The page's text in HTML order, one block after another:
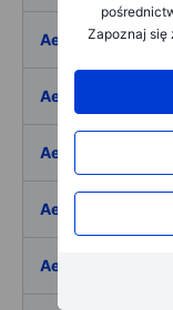
Zapoznaj się
Aeffe
Aegon Ltd
Aegon Ltd. - ADR
Aehr Test Systems
Aeluma Inc.